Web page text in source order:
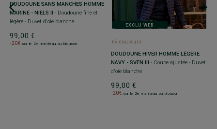
DOUDOUNE SANS MANCHES HOMME
MARINE - NIELS II - Doudoune fine et
légère - Duvet d'oie blanche
99,00 €
-20€ sur le 2e manteau ou blouson
EXCLU WEB
+5 couleurs
DOUDOUNE HIVER HOMME LÉGÈRE
NAVY - SVEN III
- Coupe ajustée - Duvet
d'oie blanche
99,00 €
-20€ sur le 2e manteau ou blouson